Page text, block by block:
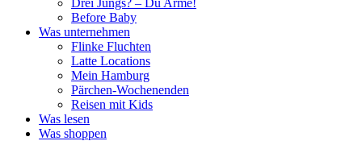
Drei Jungs? – Du Arme!
Before Baby
Was unternehmen
Flinke Fluchten
Latte Locations
Mein Hamburg
Pärchen-Wochenenden
Reisen mit Kids
Was lesen
Was shoppen